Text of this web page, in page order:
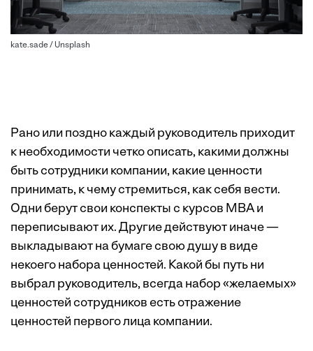
kate.sade / Unsplash
Рано или поздно каждый руководитель приходит
к необходимости четко описать, какими должны
быть сотрудники компании, какие ценности
принимать, к чему стремиться, как себя вести.
Одни берут свои конспекты с курсов MBA и
переписывают их. Другие действуют иначе —
выкладывают на бумаге свою душу в виде
некоего набора ценностей. Какой бы путь ни
выбрал руководитель, всегда набор «желаемых»
ценностей сотрудников есть отражение
ценностей первого лица компании.